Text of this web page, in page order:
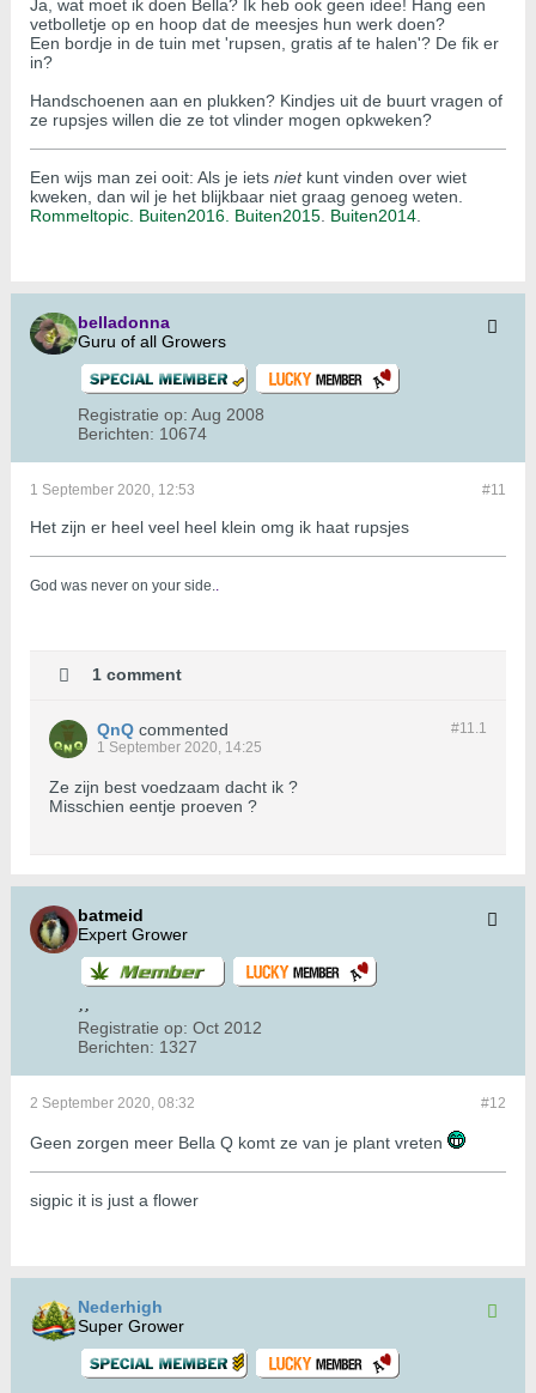
Ja, wat moet ik doen Bella? Ik heb ook geen idee! Hang een
vetbolletje op en hoop dat de meesjes hun werk doen?
Een bordje in de tuin met 'rupsen, gratis af te halen'? De fik er
in?
Handschoenen aan en plukken? Kindjes uit de buurt vragen of
ze rupsjes willen die ze tot vlinder mogen opkweken?
Een wijs man zei ooit: Als je iets nietkunt vinden over wiet
kweken, dan wil je het blijkbaar niet graag genoeg weten.
Rommeltopic. Buiten2016. Buiten2015 Buiten2014
belladonna
Guru of all Growers
Registratie op: Aug 2008
Berichten: 10674
#11
1 September 2020, 12:53
Het zijn er heel veel heel klein omg ik haat rupsjes
God was never on your side..
1 comment
#11.1
QnQ commented
1 September 2020, 14:25
Ze zijn best voedzaam dacht ik ?
Misschien eentje proeven ?
batmeid
Expert Grower
Registratie op: Oct 2012
Berichten: 1327
#12
2 September 2020, 08:32
Geen zorgen meer Bella Q komt ze van je plant vreten
sigpic it is just a flower
Nederhigh
Super Grower